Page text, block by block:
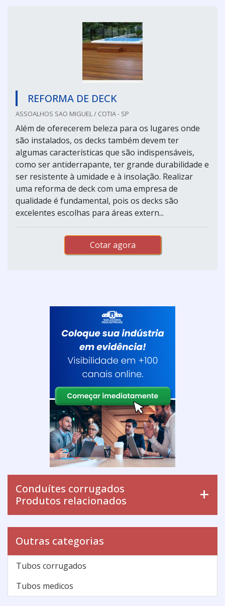
REFORMA DE DECK
ASSOALHOS SAO MIGUEL / COTIA - SP
Além de oferecerem beleza para os lugares onde
são instalados, os decks também devem ter
algumas características que são indispensáveis,
como ser antiderrapante, ter grande durabilidade e
ser resistente à umidade e à insolação. Realizar
uma reforma de deck com uma empresa de
qualidade é fundamental, pois os decks são
excelentes escolhas para áreas extern...
Cotar agora
Conduítes corrugados
Produtos relacionados
Outras categorias
Tubos corrugados
Tubos medicos